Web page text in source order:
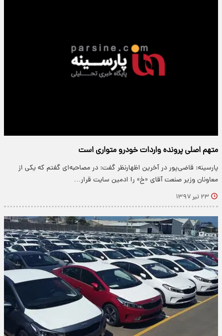
متهم اصلی پرونده واردات خودرو متواری است
پارسینه: قاضی‌پور در آخرین اظهارنظر گفت: در مصاحبه‌ای گفتم که یکی از
معاونان وزیر صنعت آقای «خ» را ادمین سایت قرار…
۲۳ تیر ۱۳۹۷